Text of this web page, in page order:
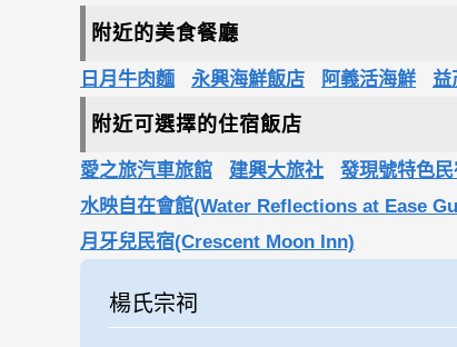
附近的美食餐廳
日月牛肉麵 永興海鮮飯店 阿義活海鮮 益
附近可選擇的住宿飯店
愛之旅汽車旅館 建興大旅社 發現號特色
水映自在會館(Water Reflections at Ease
月牙兒民宿(Crescent Moon Inn)
楊氏宗祠